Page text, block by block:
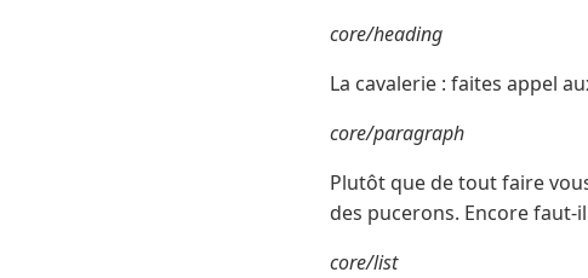
core/heading
La cavalerie : faites appel
core/paragraph
Plutôt que de tout faire
des pucerons. Encore faut-
core/list